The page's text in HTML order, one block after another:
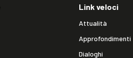
Link veloci
Attualità
Approfondimenti
Dialoghi